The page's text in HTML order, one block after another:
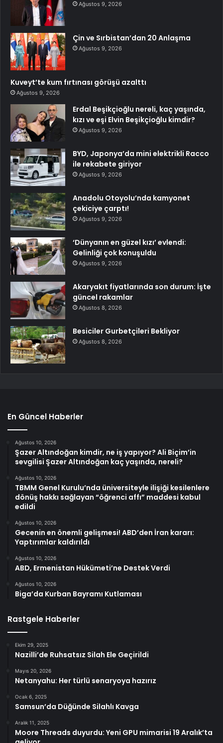
Ağustos 9, 2026
Çin ve Sırbistan’dan 20 Anlaşma
Ağustos 9, 2026
Kuveyt’te kum fırtınası görüşü azalttı
Ağustos 9, 2026
Erdal Beşikçioğlu nereli, kaç yaşında,
kızı ve eşi Elvin Beşikçioğlu kimdir?
Ağustos 9, 2026
BYD, Japonya’da mini elektrikli Racco
ile rekabete giriyor
Ağustos 9, 2026
Anadolu Otoyolu’nda kamyonet
çekiciye çarptı!
Ağustos 9, 2026
‘Dünyanın en güzel kızı’ evlendi:
Gelinliği çok konuşuldu
Ağustos 9, 2026
Akaryakıt fiyatlarında son durum: İşte
güncel rakamlar
Ağustos 8, 2026
Besiciler Gurbetçileri Bekliyor
Ağustos 8, 2026
En Güncel Haberler
Ağustos 10, 2026
Şazer Altındoğan kimdir, ne iş yapıyor? Ali Biçim’in
sevgilisi Şazer Altındoğan kaç yaşında, nereli?
Ağustos 10, 2026
TBMM Genel Kurulu’nda üniversiteyle ilişiği kesilenlere
dönüş hakkı sağlayan “öğrenci affı” maddesi kabul
edildi
Ağustos 10, 2026
Gecenin en önemli gelişmesi! ABD’den İran kararı:
Yaptırımlar kaldırıldı
Ağustos 10, 2026
ABD, Ermenistan Hükümeti’ne Destek Verdi
Ağustos 10, 2026
Biga’da Kurban Bayramı Kutlaması
Rastgele Haberler
Ekim 29, 2025
Nazilli’de Ruhsatsız Silah Ele Geçirildi
Mayıs 20, 2026
Netanyahu: Her türlü senaryoya hazırız
Ocak 6, 2025
Samsun’da Düğünde Silahlı Kavga
Aralık 11, 2025
Moore Threads duyurdu: Yeni GPU mimarisi 19 Aralık’ta